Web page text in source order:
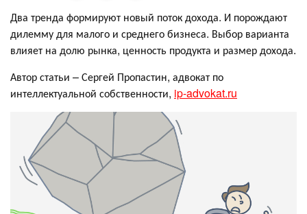
Два тренда формируют новый поток дохода. И порождают
дилемму для малого и среднего бизнеса. Выбор варианта
влияет на долю рынка, ценность продукта и размер дохода.
Автор статьи – Сергей Пропастин, адвокат по
интеллектуальной собственности, ip-advokat.ru